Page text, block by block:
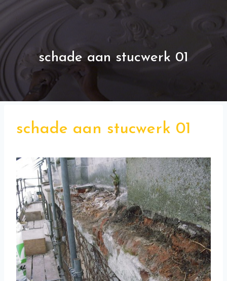
schade aan stucwerk 01
schade aan stucwerk 01